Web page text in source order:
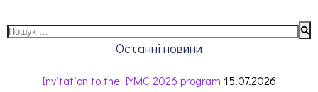
Пошук:
Останні новини
Invitation to the IYMC 2026 program 15.07.2026